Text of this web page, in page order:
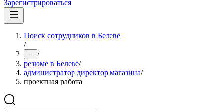
Зарегистрироваться
Поиск сотрудников в Белеве
/
... /
резюме в Белеве/
администратор директор магазина/
проектная работа